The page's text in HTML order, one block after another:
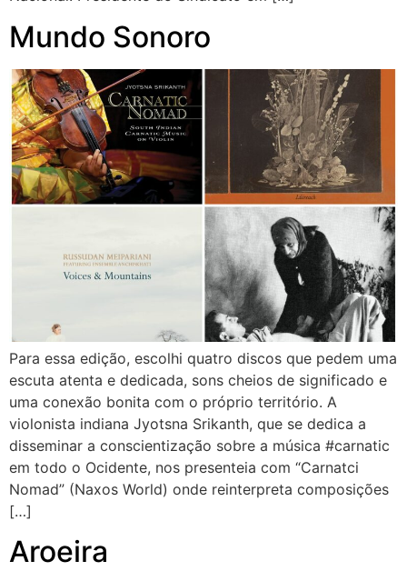
Mundo Sonoro
Para essa edição, escolhi quatro discos que pedem uma
escuta atenta e dedicada, sons cheios de significado e
uma conexão bonita com o próprio território. A
violonista indiana Jyotsna Srikanth, que se dedica a
disseminar a conscientização sobre a música #carnatic
em todo o Ocidente, nos presenteia com “Carnatci
Nomad” (Naxos World) onde reinterpreta composições
[…]
Aroeira